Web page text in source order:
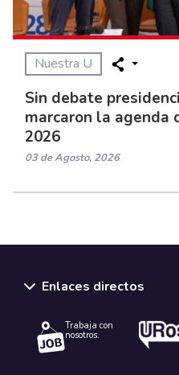
Nuestra U
Sin debate
marcaron la agenda
2026
03 de Agosto, 2026
Enlaces directos
Trabaja con
nosotros.